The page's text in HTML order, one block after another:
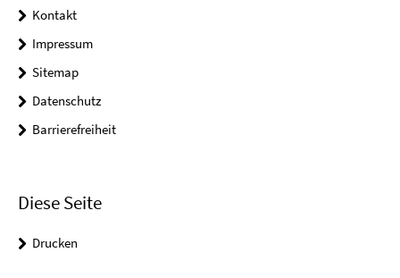
Kontakt
Impressum
Sitemap
Datenschutz
Barrierefreiheit
Diese Seite
Drucken